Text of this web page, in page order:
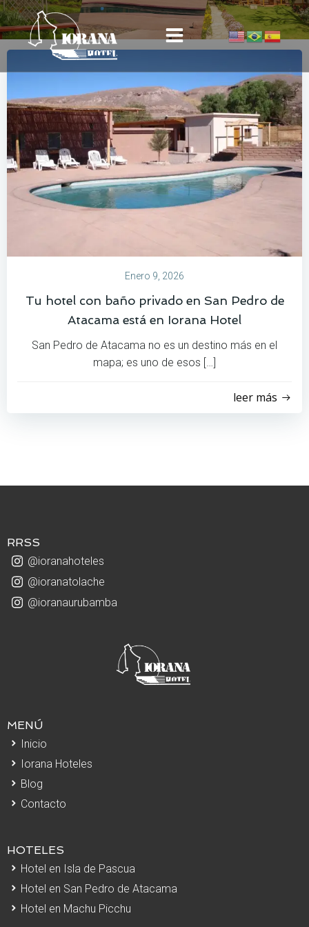
Saltar
contenido
Enero 9, 2026
Tu hotel con baño privado en San Pedro de
Atacama está en Iorana Hotel
San Pedro de Atacama no es un destino más en el
mapa; es uno de esos […]
leer más
MENÚ
Inicio
Iorana Hoteles
Blog
Contacto
HOTELES
Hotel en Isla de Pascua
Hotel en San Pedro de Atacama
Hotel en Machu Picchu
RRSS
@ioranahoteles
@ioranatolache
@ioranaurubamba